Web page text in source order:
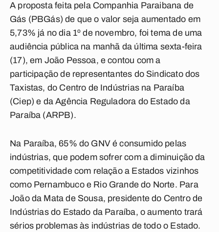
A proposta feita pela Companhia Paraibana de
Gás (PBGás) de que o valor seja aumentado em
5,73% já no dia 1º de novembro, foi tema de uma
audiência pública na manhã da última sexta-feira
(17), em João Pessoa, e contou com a
participação de representantes do Sindicato dos
Taxistas, do Centro de Indústrias na Paraíba
(Ciep) e da Agência Reguladora do Estado da
Paraíba (ARPB).
Na Paraíba, 65% do GNV é consumido pelas
indústrias, que podem sofrer com a diminuição da
competitividade com relação a Estados vizinhos
como Pernambuco e Rio Grande do Norte. Para
João da Mata de Sousa, presidente do Centro de
Indústrias do Estado da Paraíba, o aumento trará
sérios problemas às indústrias de todo o Estado.